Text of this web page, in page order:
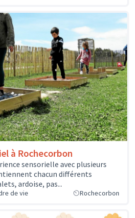
à Rochecorbon
sensorielle avec plusieurs
chacun différents
ardoise, pas...
de vie Rochecorbon